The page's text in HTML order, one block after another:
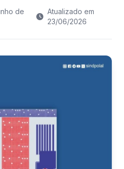
de
Atualizado em
23/06/2026